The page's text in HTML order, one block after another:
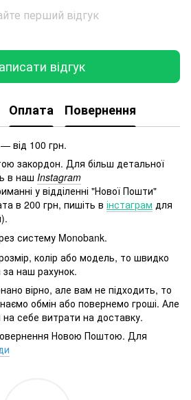
перший відгук
відгук
Оплата Повернення
від 100 грн.
закордон. Для більш детальної
в наш Instagram
у відділенні "Нової Пошти"
в 200 грн, пишіть в інстаграм для
систему Monobank.
колір або модель, то швидко
наш рахунок.
вірно, але вам не підходить, то
обмін або повернемо гроші. Але
себе витрати на доставку.
Новою Поштою. Для